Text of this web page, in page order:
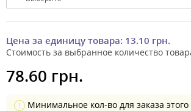
Цена за единицу товара: 13.10 грн.
Стоимость за выбранное количество
78.60 грн.
Минимальное кол-во для заказа этого